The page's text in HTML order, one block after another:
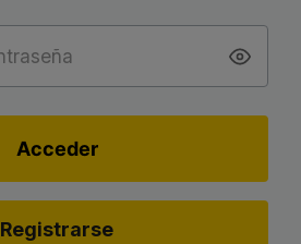
Acceder
Registrarse